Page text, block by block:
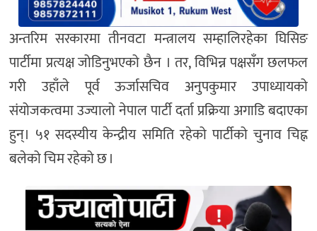
अन्तरिम सरकारमा तीनवटा मन्त्रालय सम्हालिरहेका घिसिङ
पार्टीमा प्रत्यक्ष जोडिनुभएको छैन । तर, विभिन्न पक्षसँग छलफल
गरी उहाँले पूर्व ऊर्जासचिव अनुपकुमार उपाध्यायको
संयोजकत्वमा उज्यालो नेपाल पार्टी दर्ता प्रक्रिया अगाडि बदाएका
हुन्। ५१ सदस्यीय केन्द्रीय समिति रहेको पार्टीको चुनाव चिह्न
बलेको चिम रहेको छ ।